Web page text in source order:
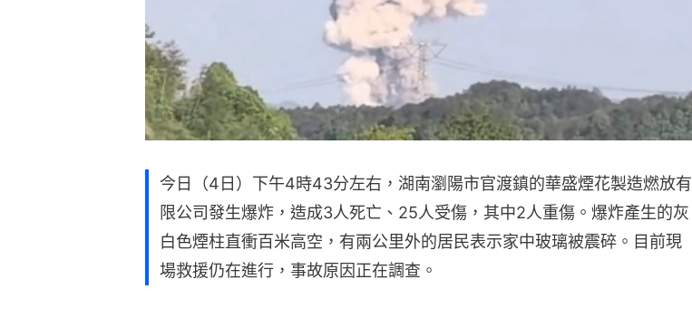
今日（4日）下午4時43分左右，湖南瀏陽市官渡鎮的華盛煙花製造燃放有
限公司發生爆炸，造成3人死亡、25人受傷，其中2人重傷。爆炸產生的灰
白色煙柱直衝百米高空，有兩公里外的居民表示家中玻璃被震碎。目前現
場救援仍在進行，事故原因正在調查。